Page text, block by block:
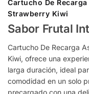
Cartucho De
Strawberry Kiwi
Sabor Frutal
Cartucho De Recarga
Kiwi, ofrece una
larga duración, ideal
comodidad en un solo
precargado con una